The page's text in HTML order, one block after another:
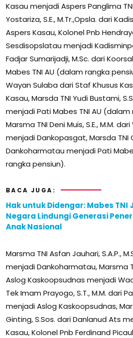
Kasau menjadi Aspers Panglima
Yostariza, S.E., M.Tr.,Opsla. dari
Aspers Kasau, Kolonel Pnb
Sesdisopslatau menjadi
Fadjar Sumarijadji, M.Sc. dari
Mabes TNI AU (dalam rangka
Wayan Sulaba dari Staf Khusus
Kasau, Marsda TNI Yudi Bustami,
menjadi Pati Mabes TNI AU
Marsma TNI Deni Muis, S.E., M.M.
menjadi Dankopasgat, Marsda TNI
Dankoharmatau menjadi Pati
rangka pensiun).
BACA JUGA:
Hak untuk Didengar: Mabes TNI
Negara Lindungi Generasi
Anak Nasional
Marsma TNI Asfan Jauhari, S.A.P.,
menjadi Dankoharmatau, Marsma
Aslog Kaskoopsudnas menjadi
Tek Imam Prayogo, S.T., M.M. dari
menjadi Aslog Kaskoopsudnas,
Ginting, S.Sos. dari Danlanud Ats
Kasau, Kolonel Pnb Ferdinand